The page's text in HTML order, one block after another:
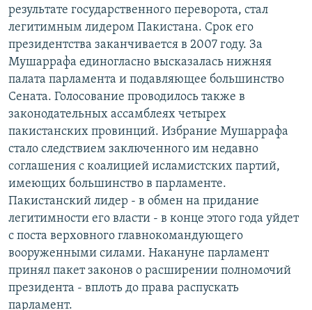
РАСПИСАНИЕ ВЕЩАНИЯ
ПОДПИШИТЕСЬ НА РАССЫЛКУ
Все сайты РСЕ/РС
результате государственного переворота, стал
легитимным лидером Пакистана. Срок его
президентства заканчивается в 2007 году. За
Мушаррафа единогласно высказалась нижняя
палата парламента и подавляющее большинство
Сената. Голосование проводилось также в
законодательных ассамблеях четырех
пакистанских провинций. Избрание Мушаррафа
стало следствием заключенного им недавно
соглашения с коалицией исламистских партий,
имеющих большинство в парламенте.
Пакистанский лидер - в обмен на придание
легитимности его власти - в конце этого года уйдет
с поста верховного главнокомандующего
вооруженными силами. Накануне парламент
принял пакет законов о расширении полномочий
президента - вплоть до права распускать
парламент.